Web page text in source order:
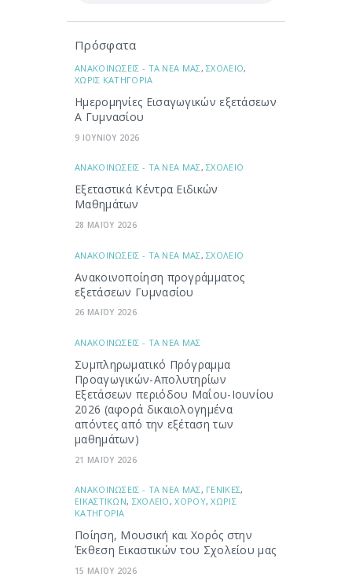
Πρόσφατα
ΑΝΑΚΟΙΝΩΣΕΙΣ - ΤΑ ΝΕΑ ΜΑΣ,ΣΧΟΛΕΙΟ,
ΧΩΡΙΣ ΚΑΤΗΓΟΡΙΑ
Ημερομηνίες Εισαγωγικών εξετάσεων
Α Γυμνασίου
9 ΙΟΥΝΙΟΥ 2026
ΑΝΑΚΟΙΝΩΣΕΙΣ - ΤΑ ΝΕΑ ΜΑΣ,ΣΧΟΛΕΙΟ
Εξεταστικά Κέντρα Ειδικών
Μαθημάτων
28 ΜΑΪΟΥ 2026
ΑΝΑΚΟΙΝΩΣΕΙΣ - ΤΑ ΝΕΑ ΜΑΣ,ΣΧΟΛΕΙΟ
Ανακοινοποίηση προγράμματος
εξετάσεων Γυμνασίου
26 ΜΑΪΟΥ 2026
ΑΝΑΚΟΙΝΩΣΕΙΣ - ΤΑ ΝΕΑ ΜΑΣ
Συμπληρωματικό Πρόγραμμα
Προαγωγικών-Απολυτηρίων
Εξετάσεων περιόδου Μαΐου-Ιουνίου
2026 (αφορά δικαιολογημένα
απόντες από την εξέταση των
μαθημάτων)
21 ΜΑΪΟΥ 2026
ΑΝΑΚΟΙΝΩΣΕΙΣ - ΤΑ ΝΕΑ ΜΑΣ, ΓΕΝΙΚΕΣ,
ΕΙΚΑΣΤΙΚΩΝ, ΣΧΟΛΕΙΟ,ΧΟΡΟΥ,ΧΩΡΙΣ
ΚΑΤΗΓΟΡΙΑ
Ποίηση, Μουσική και Χορός στην
Έκθεση Εικαστικών του Σχολείου μας
15 ΜΑΪΟΥ 2026